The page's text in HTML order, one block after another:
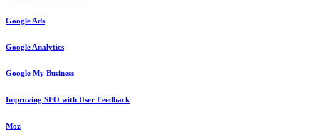
Google Ads
Google Analytics
Google My Business
Improving SEO with User Feedback
Moz